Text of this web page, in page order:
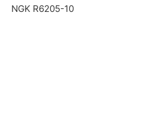
NGK R6205-10